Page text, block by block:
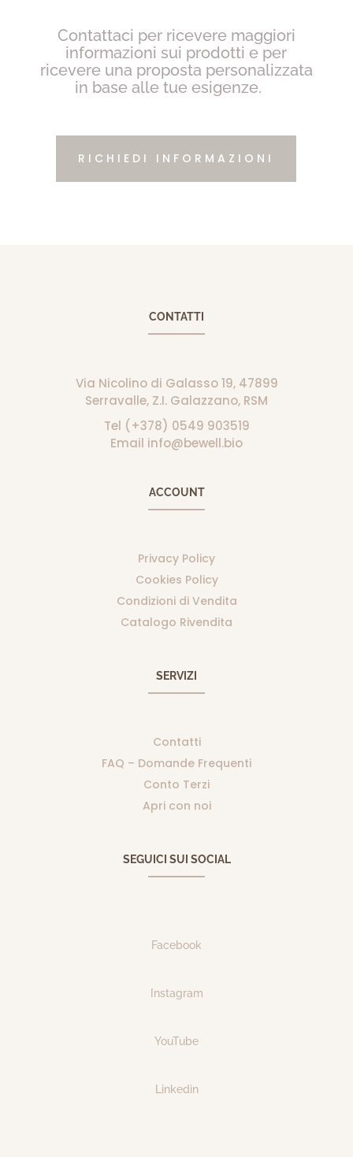
Contattaci per ricevere maggiori
informazioni sui prodotti e per
ricevere una proposta personalizzata
in base alle tue esigenze.
RICHIEDI INFORMAZIONI
CONTATTI
Via Nicolino di Galasso 19, 47899
Serravalle, Z.I. Galazzano, RSM
Tel (+378) 0549 903519
Email info@bewell.bio
ACCOUNT
Privacy Policy
Cookies Policy
Condizioni di Vendita
Catalogo Rivendita
SERVIZI
Contatti
FAQ – Domande Frequenti
Conto Terzi
Apri con noi
SEGUICI SUI SOCIAL
Facebook
Instagram
YouTube
Linkedin